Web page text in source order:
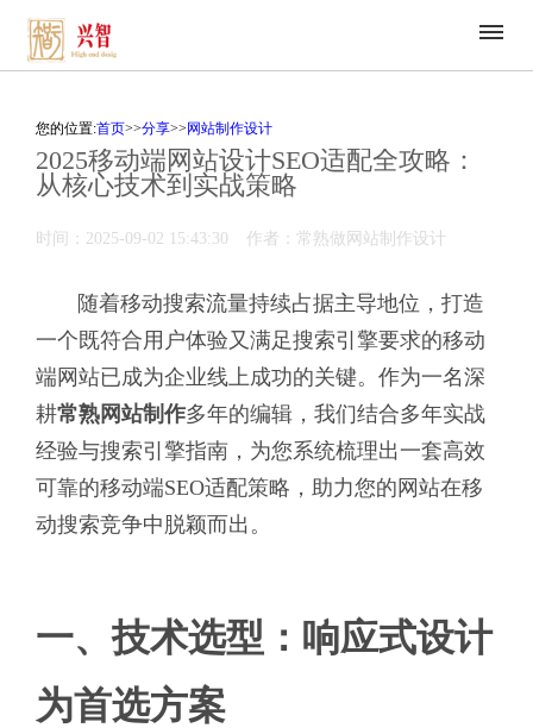
您的位置:首页>>分享>> 网站制作设计
2025移动端网站设计SEO适配全攻略：
从核心技术到实战策略
时间：2025-09-02 15:43:30 作者：常熟做网站制作设计
随着移动搜索流量持续占据主导地位，打造
一个既符合用户体验又满足搜索引擎要求的移动
端网站已成为企业线上成功的关键。作为一名深
耕常熟网站制作多年的编辑，我们结合多年实战
经验与搜索引擎指南，为您系统梳理出一套高效
可靠的移动端SEO适配策略，助力您的网站在移
动搜索竞争中脱颖而出。
一、技术选型：响应式设计
为首选方案